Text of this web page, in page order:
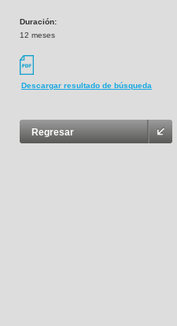
Duración:
12 meses
Descargar resultado de búsqueda
Regresar